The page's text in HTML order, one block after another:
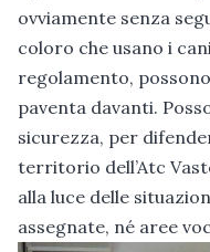
ovviamente senza
coloro che usano i
regolamento,
paventa davanti.
sicurezza, per
territorio dell’Atc
alla luce delle
assegnate, né aree